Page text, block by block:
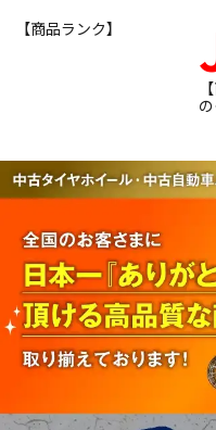
【商品ランク】